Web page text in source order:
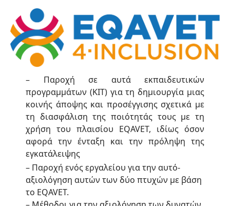
– Παροχή σε αυτά εκπαιδευτικών
προγραμμάτων (KIT) για τη δημιουργία μιας
κοινής άποψης και προσέγγισης σχετικά με
τη διασφάλιση της ποιότητάς τους με τη
χρήση του πλαισίου EQAVET, ιδίως όσον
αφορά την ένταξη και την πρόληψη της
εγκατάλειψης
– Παροχή ενός εργαλείου για την αυτό-
αξιολόγηση αυτών των δύο πτυχών με βάση
το EQAVET.